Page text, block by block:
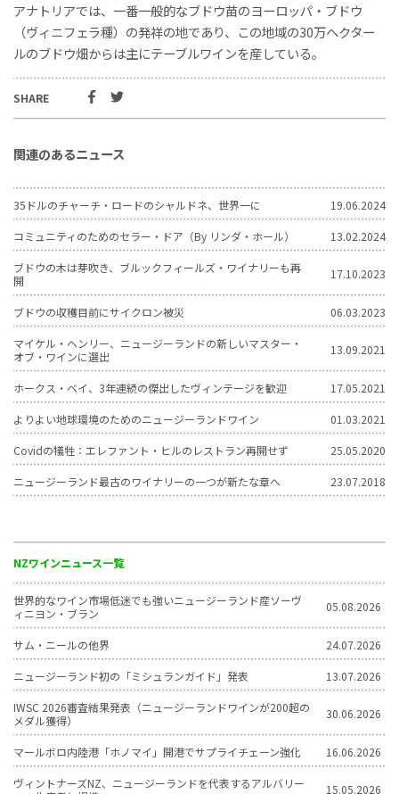
NZワインニュース一覧
世界的なワイン市場低迷でも強いニュージーランド産ソーヴ
ィニヨン・ブラン
05.08.2026
サム・ニールの他界 24.07.2026
ニュージーランド初の「ミシュランガイド」発表 13.07.2026
IWSC 2026審査結果発表（ニュージーランドワインが200超の
メダル獲得）
30.06.2026
マールボロ内陸港「ホノマイ」開港でサプライチェーン強化 16.06.2026
ヴィントナーズNZ、ニュージーランドを代表するアルバリー
15.05.2026
アナトリアでは、一番一般的なブドウ苗のヨーロッパ・ブドウ
（ヴィニフェラ種）の発祥の地であり、この地域の30万ヘクター
ルのブドウ畑からは主にテーブルワインを産している。
SHARE
関連のあるニュース
35ドルのチャーチ・ロードのシャルドネ、世界一に 19.06.2024
コミュニティのためのセラー・ドア（By リンダ・ホール） 13.02.2024
ブドウの木は芽吹き、ブルックフィールズ・ワイナリーも再
開
17.10.2023
ブドウの収穫目前にサイクロン被災 06.03.2023
マイケル・ヘンリー、ニュージーランドの新しいマスター・
オブ・ワインに選出
13.09.2021
ホークス・ベイ、3年連続の傑出したヴィンテージを歓迎 17.05.2021
よりよい地球環境のためのニュージーランドワイン 01.03.2021
Covidの犠牲：エレファント・ヒルのレストラン再開せず 25.05.2020
ニュージーランド最古のワイナリーの一つが新たな章へ 23.07.2018